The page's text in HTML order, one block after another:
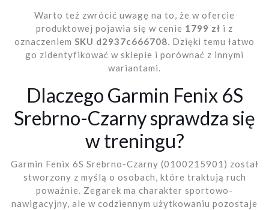
Warto też zwrócić uwagę na to, że w ofercie
produktowej pojawia się w cenie 1799 zł i z
oznaczeniem SKU d2937c666708. Dzięki temu łatwo
go zidentyfikować w sklepie i porównać z innymi
wariantami.
Dlaczego Garmin Fenix 6S
Srebrno-Czarny sprawdza się
w treningu?
Garmin Fenix 6S Srebrno-Czarny (0100215901) został
stworzony z myślą o osobach, które traktują ruch
poważnie. Zegarek ma charakter sportowo-
nawigacyjny, ale w codziennym użytkowaniu pozostaje